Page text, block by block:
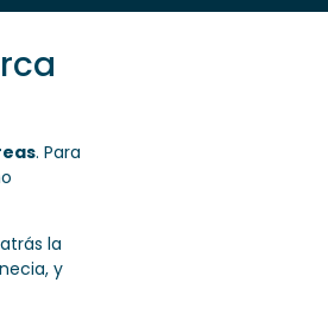
. Para
la
y